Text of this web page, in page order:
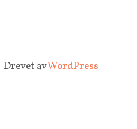
| Drevet avWordPress